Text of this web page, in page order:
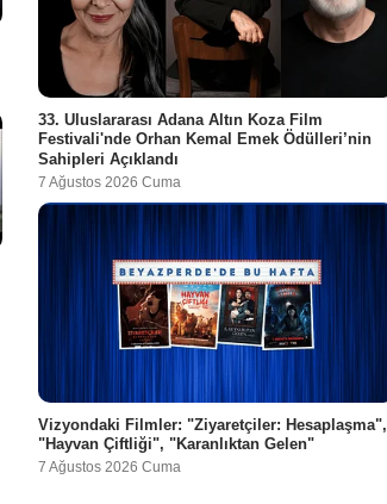
33. Uluslararası Adana Altın Koza Film
Festivali'nde Orhan Kemal Emek Ödülleri’nin
Sahipleri Açıklandı
7 Ağustos 2026 Cuma
Vizyondaki Filmler: "Ziyaretçiler: Hesaplaşma",
"Hayvan Çiftliği", "Karanlıktan Gelen"
7 Ağustos 2026 Cuma